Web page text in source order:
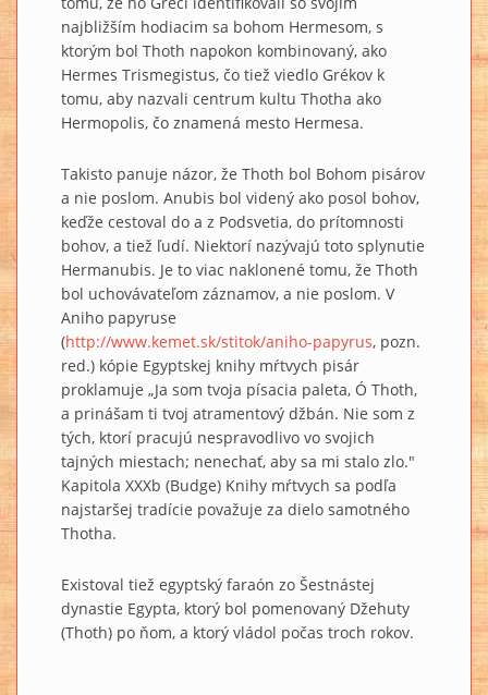
najbližším hodiacim sa bohom Hermesom, s
ktorým bol Thoth napokon kombinovaný, ako
Hermes Trismegistus, čo tiež viedlo Grékov k
tomu, aby nazvali centrum kultu Thotha ako
Hermopolis, čo znamená mesto Hermesa.
Takisto panuje názor, že Thoth bol Bohom pisárov
a nie poslom. Anubis bol videný ako posol bohov,
keďže cestoval do a z Podsvetia, do prítomnosti
bohov, a tiež ľudí. Niektorí nazývajú toto splynutie
Hermanubis. Je to viac naklonené tomu, že Thoth
bol uchovávateľom záznamov, a nie poslom. V
Aniho papyruse
(http://www.kemet.sk/stitok/aniho-papyrus, pozn.
red.) kópie Egyptskej knihy mŕtvych pisár
proklamuje „Ja som tvoja písacia paleta, Ó Thoth,
a prinášam ti tvoj atramentový džbán. Nie som z
tých, ktorí pracujú nespravodlivo vo svojich
tajných miestach; nenechať, aby sa mi stalo zlo."
Kapitola XXXb (Budge) Knihy mŕtvych sa podľa
najstaršej tradície považuje za dielo samotného
Thotha.
Existoval tiež egyptský faraón zo Šestnástej
dynastie Egypta, ktorý bol pomenovaný Džehuty
(Thoth) po ňom, a ktorý vládol počas troch rokov.